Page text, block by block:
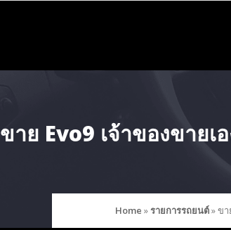
ขาย Evo9 เจ้าของขายเ
Home »รายการรถยนต์»ขา